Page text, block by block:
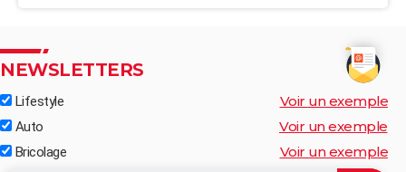
NEWSLETTERS
Lifestyle Voir un exemple
Auto Voir un exemple
Bricolage Voir un exemple